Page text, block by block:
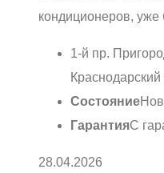
кондиционеров, уже
1-й пр.
Состояние
ГарантияС
28.04.2026